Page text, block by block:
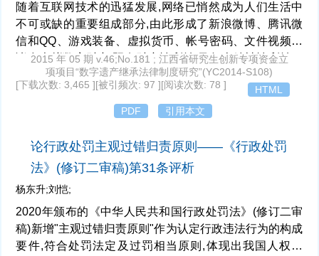
随着互联网技术的迅猛发展,网络已悄然成为人们生活中
不可或缺的重要组成部分,由此形成了新浪微博、腾讯微
信和QQ、游戏装备、虚拟货币、帐号密码、文件视频等
诸多虚拟数字财产,既有财产性利益,又包含精神性利益。
数字遗产的属性、法律保护、继承等问题,都有待进行系
统化研究。数字遗产能满足财产价值性、稀缺性和可支配
性的特质,具有财产权的法律属性,是包含物权、债权、知
保护;根据数字遗产是否具有明显的财产性的标准,可将"数
字遗产"分财产性显著类、人格性显著类、财产性和人格
性混合类三大类;不同类型的数字遗产应适用不同的继承
规则规范,才有利于数字遗产继承纠纷的解决。
2015 年 05 期 v.46;No.181 ; 江西省研究生创新专项资金立
项项目“数字遗产继承法律制度研究”(YC2014-S108)
[下载次数: 3,465 ][被引频次: 97 ][阅读次数: 78 ]
HTML
PDF
引用本文
论行政处罚主观过错归责原则——《行政处罚
法》(修订二审稿)第31条评析
杨东升;刘恺;
2020年颁布的《中华人民共和国行政处罚法》(修订二审
稿)新增"主观过错归责原则"作为认定行政违法行为的构成
要件,符合处罚法定及过罚相当原则,体现出我国人权保